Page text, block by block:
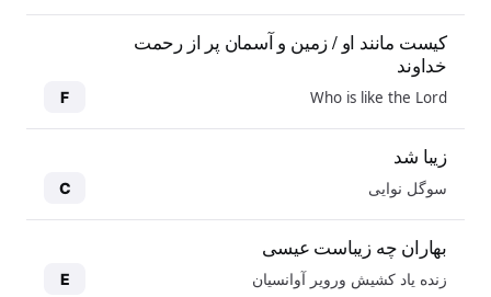
کیست مانند او / زمین و آسمان پر از رحمت
خداوند
Who is like the Lord
F
زیبا شد
سوگل نوایی C
بهاران چه زیباست عیسی
زنده یاد کشیش ورویر آوانسیان E